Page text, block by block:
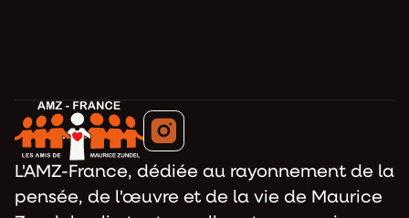
L'AMZ-France, dédiée au rayonnement de la
pensée, de l'œuvre et de la vie de Maurice